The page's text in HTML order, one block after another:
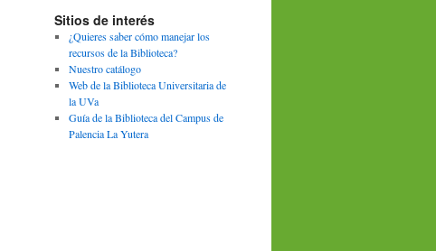
Sitios de interés
¿Quieres saber cómo manejar los
recursos de la Biblioteca?
Nuestro catálogo
Web de la Biblioteca Universitaria de
la UVa
Guía de la Biblioteca del Campus de
Palencia La Yutera